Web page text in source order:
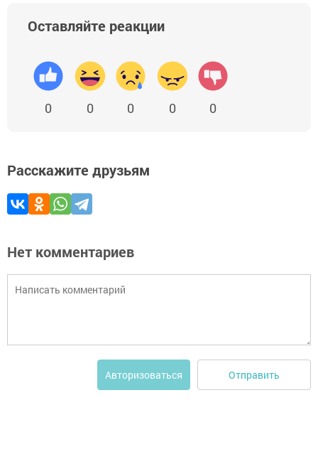
Оставляйте реакции
0 0 0 0 0
Расскажите друзьям
Нет комментариев
Авторизоваться Отправить